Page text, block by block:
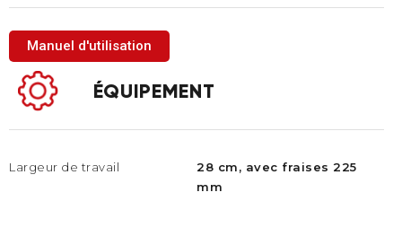
Manuel d'utilisation
ÉQUIPEMENT
Largeur de travail
28 cm, avec fraises 225
mm